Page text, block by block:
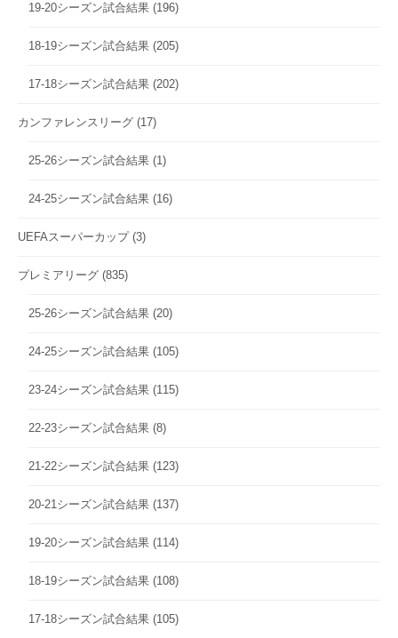
19-20シーズン試合結果 (196)
18-19シーズン試合結果 (205)
17-18シーズン試合結果 (202)
カンファレンスリーグ (17)
25-26シーズン試合結果 (1)
24-25シーズン試合結果 (16)
UEFAスーパーカップ(3)
プレミアリーグ (835)
25-26シーズン試合結果 (20)
24-25シーズン試合結果 (105)
23-24シーズン試合結果 (115)
22-23シーズン試合結果 (8)
21-22シーズン試合結果 (123)
20-21シーズン試合結果 (137)
19-20シーズン試合結果 (114)
18-19シーズン試合結果 (108)
17-18シーズン試合結果 (105)